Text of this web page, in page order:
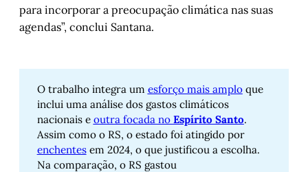
para incorporar a preocupação climática nas suas
agendas”, conclui Santana.
O trabalho integra um esforço mais amploque
inclui uma análise dos gastos climáticos
nacionais e outra focada no Espírito Santo.
Assim como o RS, o estado foi atingido por
enchentesem 2024, o que justificou a escolha.
Na comparação, o RS gastou